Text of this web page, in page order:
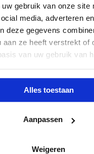
gebruik van onze site
media, adverteren
deze gegevens
aan ze heeft verstrekt of
van uw gebruik van
Alles toestaan
Aanpassen
Weigeren